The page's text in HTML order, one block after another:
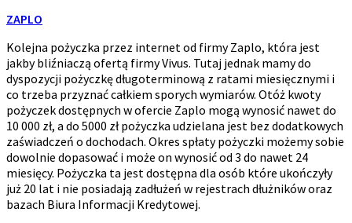
ZAPLO
Kolejna pożyczka przez internet od firmy Zaplo, która jest
jakby bliźniaczą ofertą firmy Vivus. Tutaj jednak mamy do
dyspozycji pożyczkę długoterminową z ratami miesięcznymi i
co trzeba przyznać całkiem sporych wymiarów. Otóż kwoty
pożyczek dostępnych w ofercie Zaplo mogą wynosić nawet do
10 000 zł, a do 5000 zł pożyczka udzielana jest bez dodatkowych
zaświadczeń o dochodach. Okres spłaty pożyczki możemy sobie
dowolnie dopasować i może on wynosić od 3 do nawet 24
miesięcy. Pożyczka ta jest dostępna dla osób które ukończyły
już 20 lat i nie posiadają zadłużeń w rejestrach dłużników oraz
bazach Biura Informacji Kredytowej.